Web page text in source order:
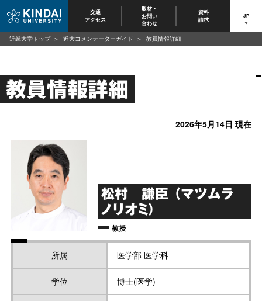
交通
アクセス
取材・
お問い
合わせ
資料
請求
JP
教員情報詳細
2026年5月14日 現在
松村 謙臣 （マツムラ
ノリオミ）
教授
所属 医学部 医学科
学位 博士(医学)
近畿大学トップ 近大コメンテーターガイド 教員情報詳細